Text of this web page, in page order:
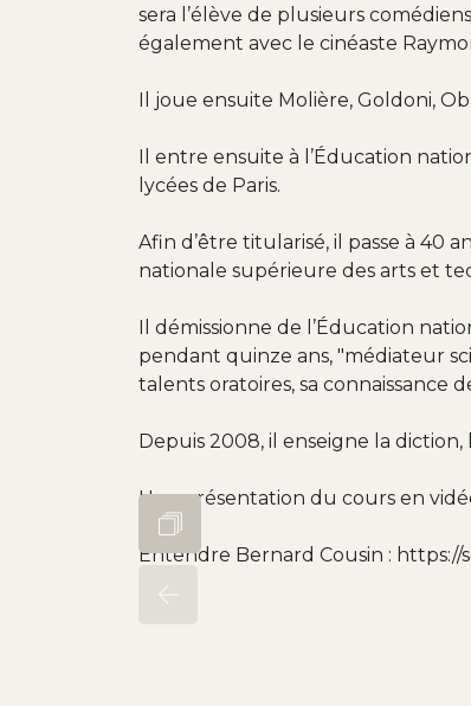
sera l’élève de plusieurs
également avec le cinéaste
Il joue ensuite Molière, Goldoni,
Il entre ensuite à l’Éducation
lycées de Paris.
Afin d’être titularisé, il passe à 40
nationale supérieure des arts et
Il démissionne de l’Éducation
pendant quinze ans, "médiateur
talents oratoires, sa connaissance
Depuis 2008, il enseigne la
Une présentation du cours en
Entendre Bernard Cousin :